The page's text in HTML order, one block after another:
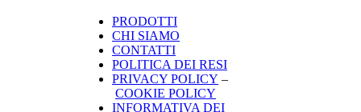
PRODOTTI
CHI SIAMO
CONTATTI
POLITICA DEI RESI
PRIVACY POLICY –
COOKIE POLICY
INFORMATIVA DEI